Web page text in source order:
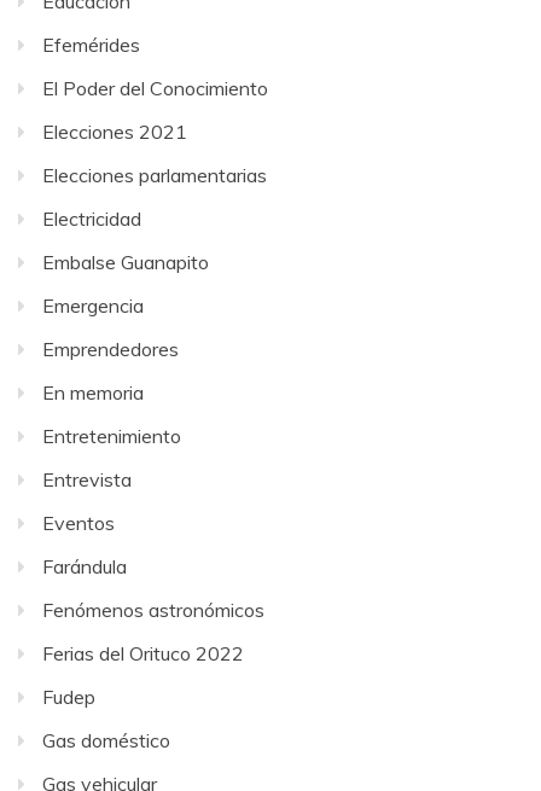
Efemérides
El Poder del Conocimiento
Elecciones 2021
Elecciones parlamentarias
Electricidad
Embalse Guanapito
Emergencia
Emprendedores
En memoria
Entretenimiento
Entrevista
Eventos
Farándula
Fenómenos astronómicos
Ferias del Orituco 2022
Fudep
Gas doméstico
Gas vehicular